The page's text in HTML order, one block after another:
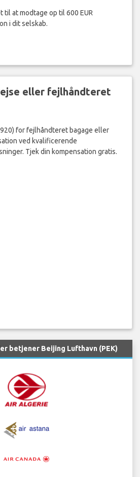
at modtage op til 600 EUR
i dit selskab.
eller fejlhåndteret
for fejlhåndteret bagage eller
ved kvalificerende
Tjek din kompensation gratis.
betjener Beijing Lufthavn (PEK)